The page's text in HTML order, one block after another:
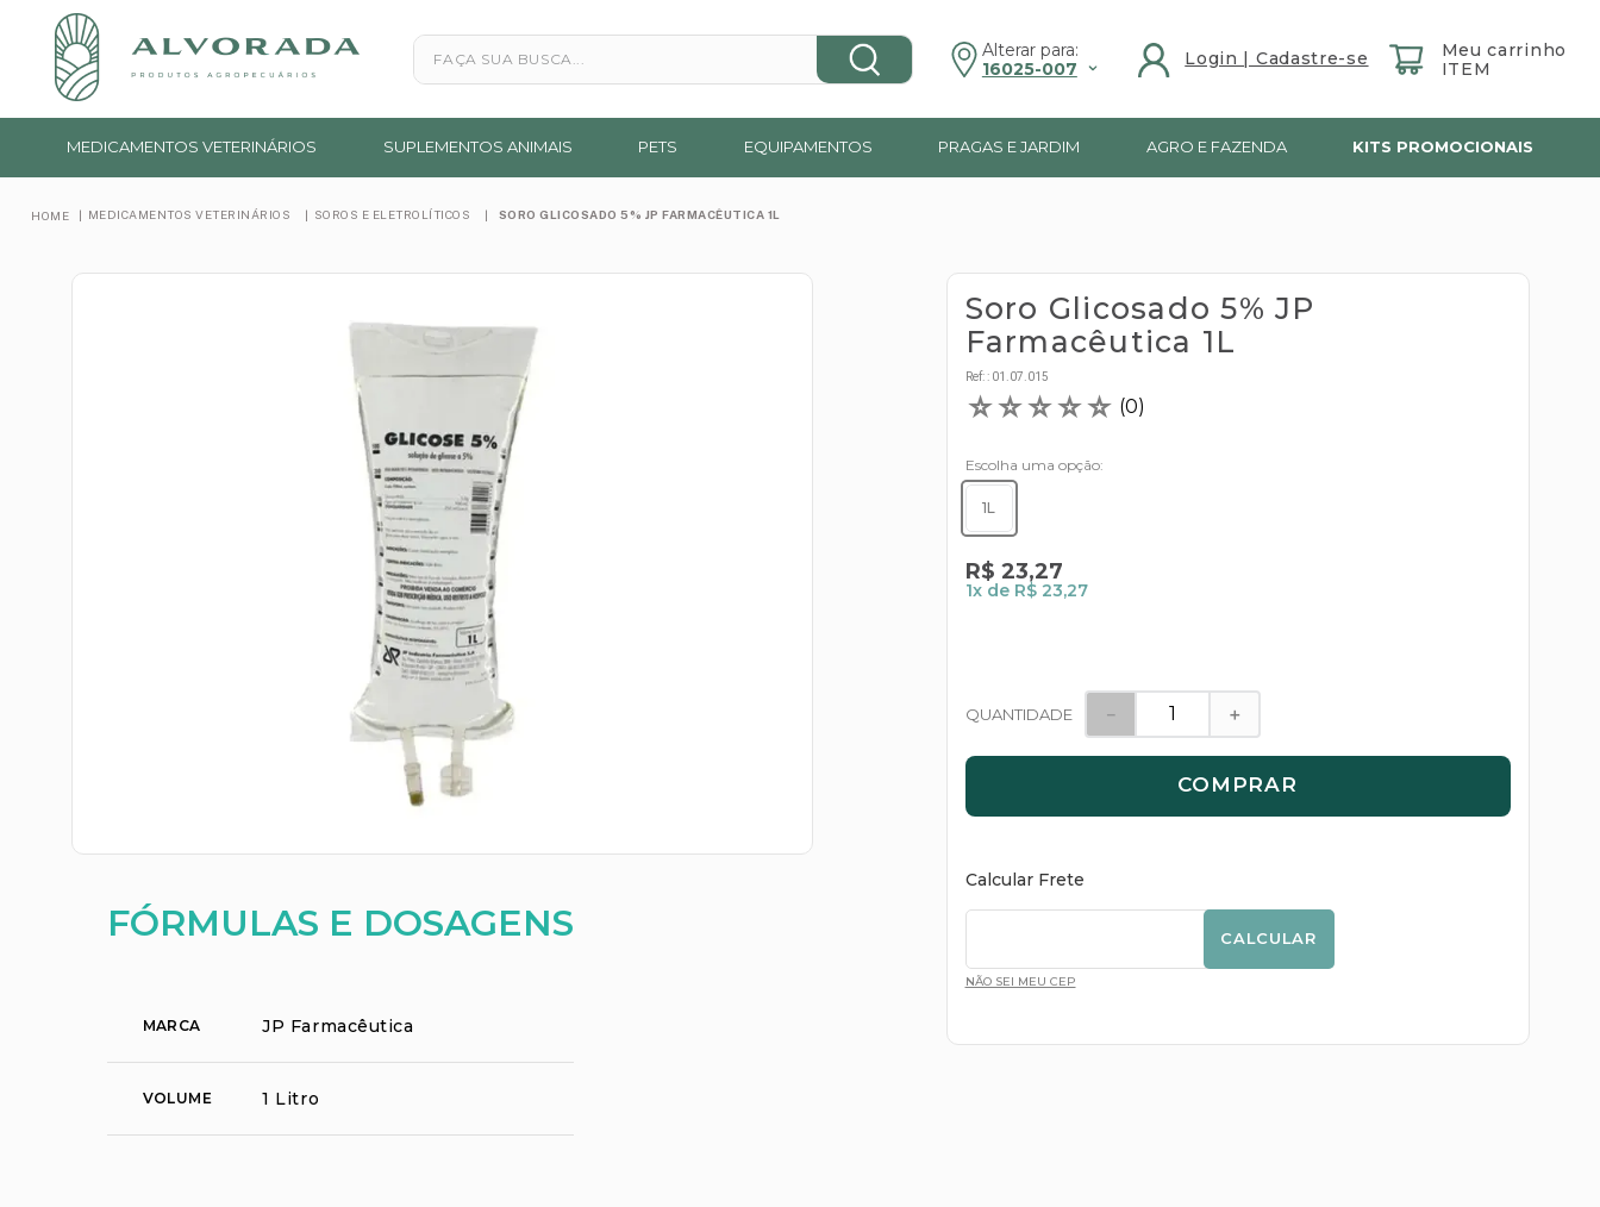
Faça sua busca...
Alterar para:
16025-007
MEDICAMENTOS VETERINÁRIOS SUPLEMENTOS ANIMAIS PETS EQUIPAMENTOS PRAGAS E JARDIM AGRO E FAZENDA KITS PROMOCIONAIS
MEDICAMENTOS VETERINÁRIOS SOROS E ELETROLÍTICOS SORO GLICOSADO 5% JP FARMACÊUTICA 1L
FÓRMULAS E DOSAGENS
MARCA JP Farmacêutica
VOLUME 1 Litro
Soro Glicosado 5% JP
Farmacêutica 1L
Ref: : 01.07.015
☆☆☆☆☆ (0)
Escolha uma opção
1L
R$ 23,27
1x de R$ 23,27
QUANTIDADE ＋
－
COMPRAR
Calcular Frete
CALCULAR
NÃO SEI MEU CEP